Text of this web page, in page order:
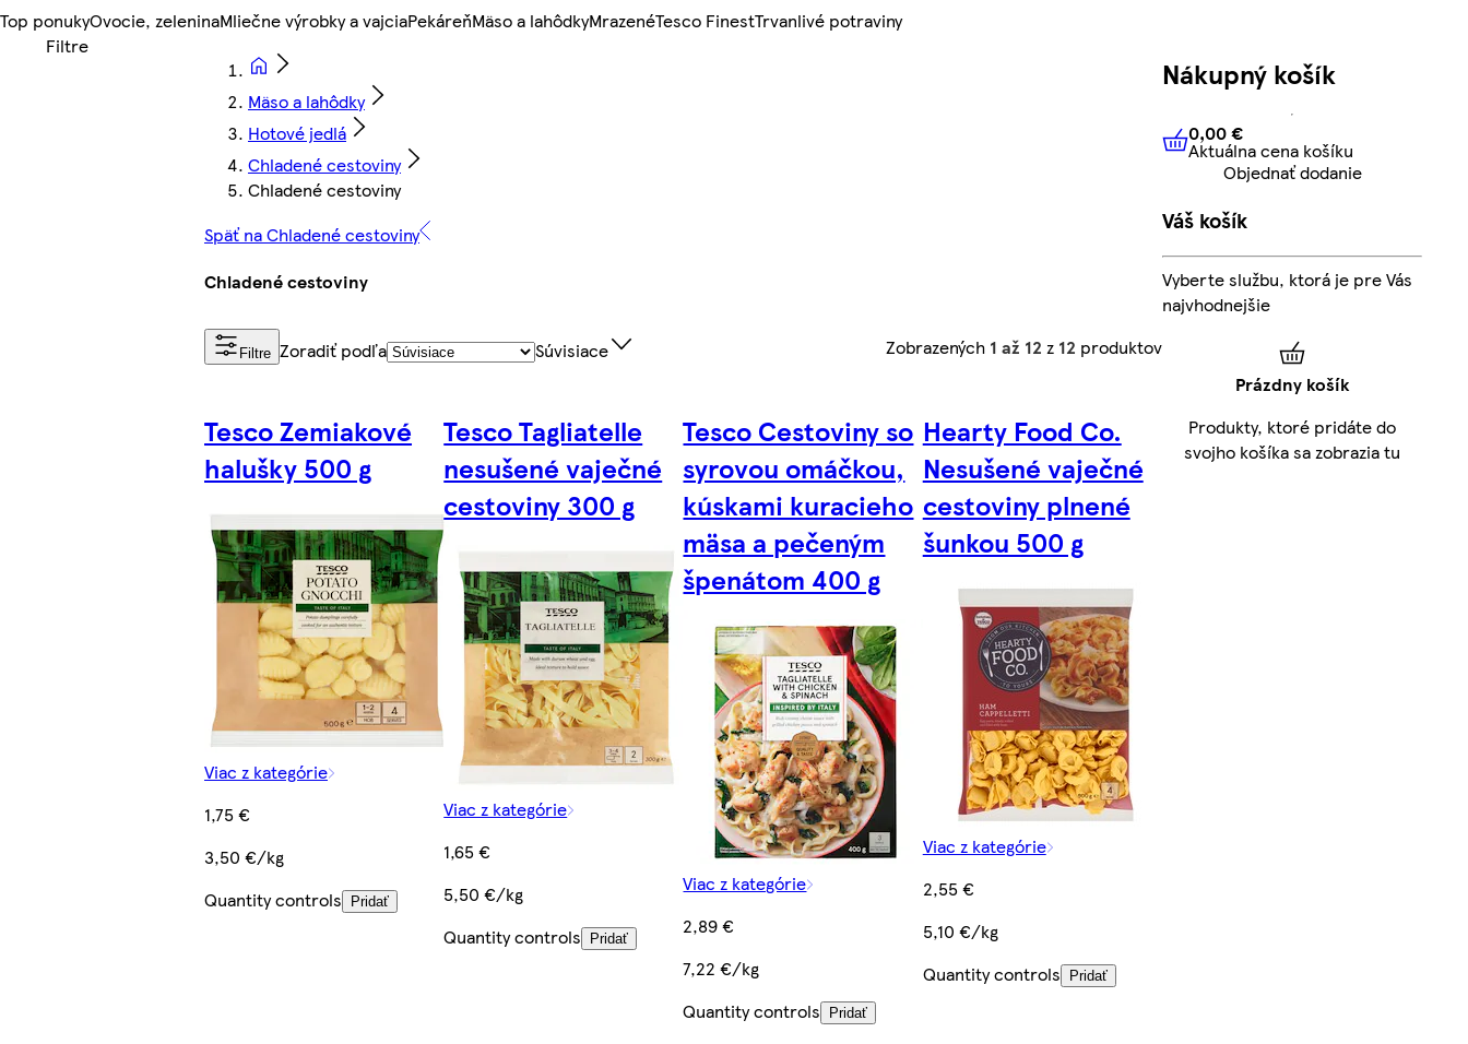
Top ponukyOvocie, zeleninaMliečne výrobky a vajciaPekáreňMäso a lahôdkyMrazenéTesco FinestTrvanlivé potraviny
Mäso a lahôdky
Hotové jedlá
Chladené cestoviny
Chladené cestoviny
Späť na Chladené cestoviny
Chladené cestoviny
Filtre Zoradiť podľa Súvisiace Zobrazených 1 až 12 z 12 produktov
Tesco Zemiakové
halušky 500 g
Viac z kategórie
1,75 €
3,50 €/kg
Quantity controls
Pridať
Tesco Tagliatelle
nesušené vaječné
cestoviny 300 g
Viac z kategórie
1,65 €
5,50 €/kg
Quantity controls
Pridať
Tesco Cestoviny so
syrovou omáčkou,
kúskami kuracieho
mäsa a pečeným
špenátom 400 g
Viac z kategórie
2,89 €
7,22 €/kg
Quantity controls
Pridať
Hearty Food Co.
Nesušené vaječné
cestoviny plnené
šunkou 500 g
Viac z kategórie
2,55 €
5,10 €/kg
Quantity controls
Pridať
Nákupný košík
0,00 € Aktuálna cena košíku
0,00 €
Aktuálna cena košíku
Objednať dodanie
Váš košík
Vyberte službu, ktorá je pre Vás
najvhodnejšie
Prázdny košík
Produkty, ktoré pridáte do
svojho košíka sa zobrazia tu